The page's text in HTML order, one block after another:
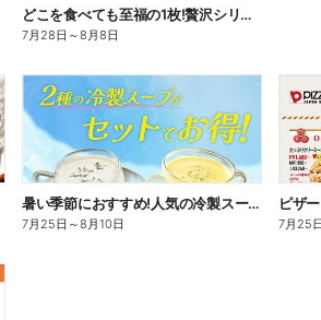
どこを食べても至福の1枚!贅沢シリーズ
7月28日 ～8月8日
暑い季節におすすめ!人気の冷製スープ飲みくらべセット!
7月25日 ～8月10日
ピザ
7月25